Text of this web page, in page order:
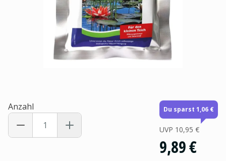
Anzahl Du sparst 1,06 €
UVP 10,95 €
9,89 €